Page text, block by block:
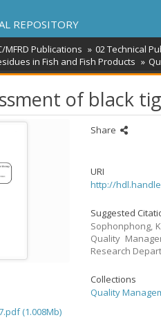
REPOSITORY
MFRD Publications 02 Technical
in Fish and Fish Products
of black
(1.008Mb)
Share
URI
http://
Suggested
Sophonphong,
Quality
Research
Collections
Quality